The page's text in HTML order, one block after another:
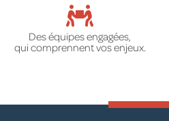
Des équipes engagées,
qui comprennent vos enjeux.